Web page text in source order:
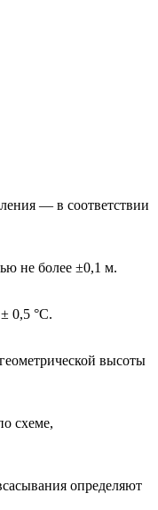
— в соответствии
не более ±0,1 м.
0,5 °С.
высоты
схеме,
определяют